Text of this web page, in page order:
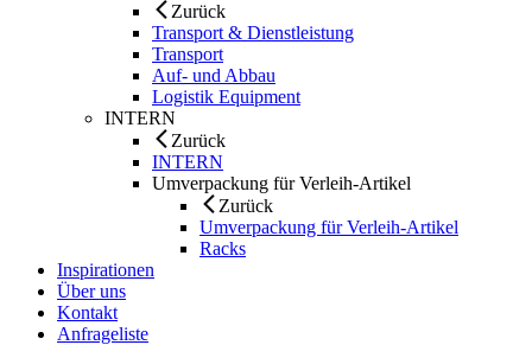
Zurück
Transport & Dienstleistung
Transport
Auf- und Abbau
Logistik Equipment
INTERN
Zurück
INTERN
Umverpackung für Verleih-Artikel
Zurück
Umverpackung für Verleih-Artikel
Racks
Inspirationen
Über uns
Kontakt
Anfrageliste